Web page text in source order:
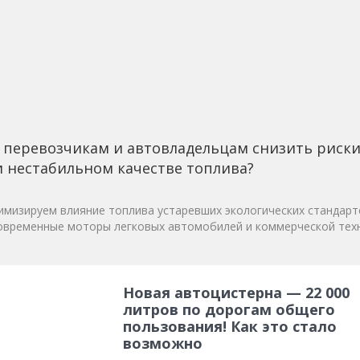
перевозчикам и автовладельцам снизить риски
нестабильном качестве топлива?
влияние топлива устаревших экологических
моторы легковых автомобилей и коммерческой
Новая автоцистерна — 22 000
литров по дорогам общего
пользования! Как это стало
возможно